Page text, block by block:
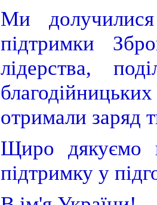
Ми
підтримки
лідерства,
отримали заряд
Щиро дякуємо
підтримку у